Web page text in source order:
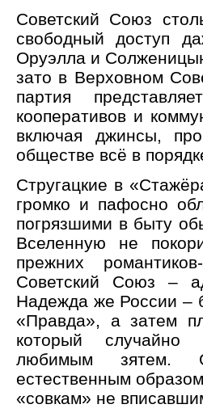
Советский Союз
свободный доступ
Оруэлла и
зато в Верховном
партия
кооперативов и
включая джинсы,
обществе всё в
Стругацкие в
громко и пафосно
погрязшими в быту
Вселенную не
прежних
Советский Союз –
Надежда же России –
«Правда», а затем
который случайно
любимым зятем.
естественным
«совкам» не